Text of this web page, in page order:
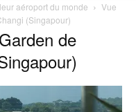
aéroport du monde
Vue
(Singapour)
de